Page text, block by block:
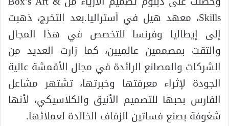
Skills، معهد هيل في أستراليا.بعد التخرج، ذهبت
إلى إيطاليا وفرنسا للتخصص في هذا المجال
والتقت بمصممين عالميين، كما زارت العديد من
الشركات والمصانع الرائدة في مجال الأقمشة عالية
الجودة لإثراء معرفتها وخبرتها، تشتهر مشاعل
الفارس بحبها للتصميم الأنيق والكلاسيكي، لأنها
شغوفة بصنع فساتين الزفاف الخالدة لعملائها.